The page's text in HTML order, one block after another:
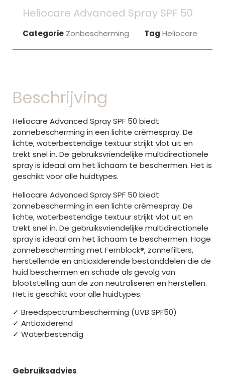
Heliocare Advanced Spray SPF 50
Categorie Zonbescherming Tag Heliocare
Beschrijving
Heliocare Advanced Spray SPF 50 biedt
zonnebescherming in een lichte crèmespray. De
lichte, waterbestendige textuur strijkt vlot uit en
trekt snel in. De gebruiksvriendelijke multidirectionele
spray is ideaal om het lichaam te beschermen. Het is
geschikt voor alle huidtypes.
Heliocare Advanced Spray SPF 50 biedt
zonnebescherming in een lichte crèmespray. De
lichte, waterbestendige textuur strijkt vlot uit en
trekt snel in. De gebruiksvriendelijke multidirectionele
spray is ideaal om het lichaam te beschermen. Hoge
zonnebescherming met Fernblock®, zonnefilters,
herstellende en antioxiderende bestanddelen die de
huid beschermen en schade als gevolg van
blootstelling aan de zon neutraliseren en herstellen.
Het is geschikt voor alle huidtypes.
✓ Breedspectrumbescherming (UVB SPF50)
✓ Antioxiderend
✓ Waterbestendig
Gebruiksadvies